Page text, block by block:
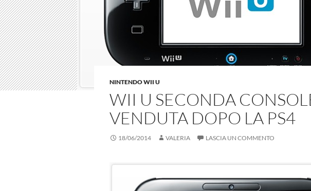
NINTENDO WII U
WII U SECONDA
VENDUTA DOPO LA PS4
18/06/2014 VALERIA LASCIA UN COMMENTO